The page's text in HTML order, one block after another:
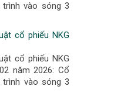
trình vào sóng 3
cổ phiếu NKG
cổ phiếu NKG
năm 2026: Cổ
trình vào sóng 3